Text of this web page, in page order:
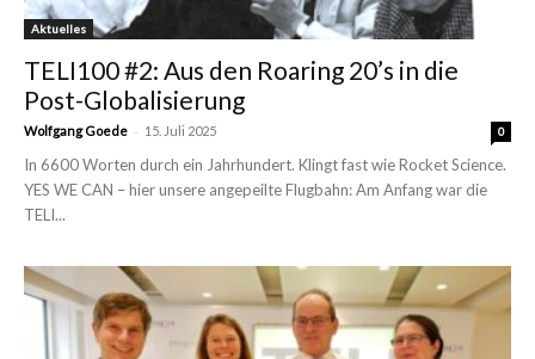
Aktuelles
TELI100 #2: Aus den Roaring 20’s in die
Post-Globalisierung
Wolfgang Goede - 15. Juli 2025 0
In 6600 Worten durch ein Jahrhundert. Klingt fast wie Rocket Science.
YES WE CAN – hier unsere angepeilte Flugbahn: Am Anfang war die
TELI...